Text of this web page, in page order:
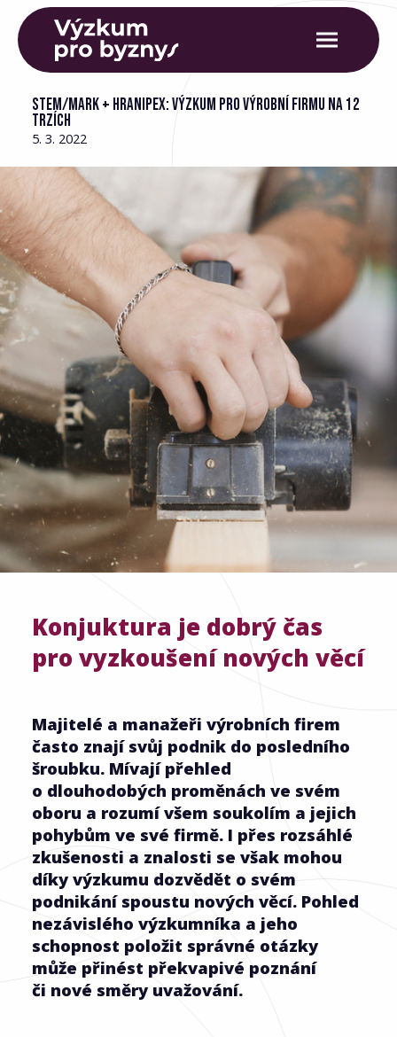
STEM/MARK + HRANIPEX: VÝZKUM PRO VÝROBNÍ FIRMU NA 12
TRZÍCH
5. 3. 2022
Konjuktura je dobrý čas
pro vyzkoušení nových věcí
Majitelé a manažeři výrobních firem
často znají svůj podnik do posledního
šroubku. Mívají přehled
o dlouhodobých proměnách ve svém
oboru a rozumí všem soukolím a jejich
pohybům ve své firmě. I přes rozsáhlé
zkušenosti a znalosti se však mohou
díky výzkumu dozvědět o svém
podnikání spoustu nových věcí. Pohled
nezávislého výzkumníka a jeho
schopnost položit správné otázky
může přinést překvapivé poznání
či nové směry uvažování.